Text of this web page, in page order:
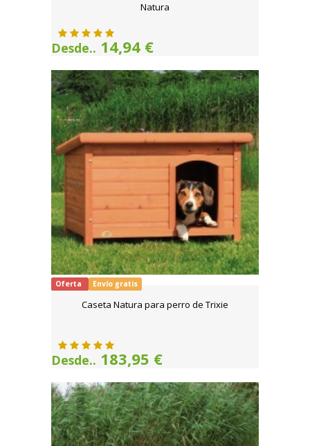
Natura
Desde.. 14,94 €
Oferta Envío gratis
Caseta Natura para perro de Trixie
Desde.. 183,95 €